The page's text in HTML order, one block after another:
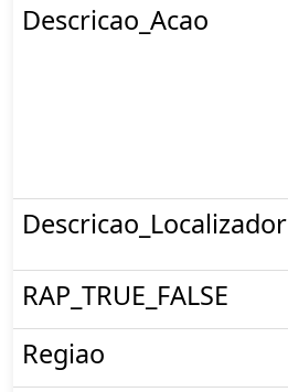
Descricao_Acao
Descricao_Localizador
RAP_TRUE_FALSE
Regiao